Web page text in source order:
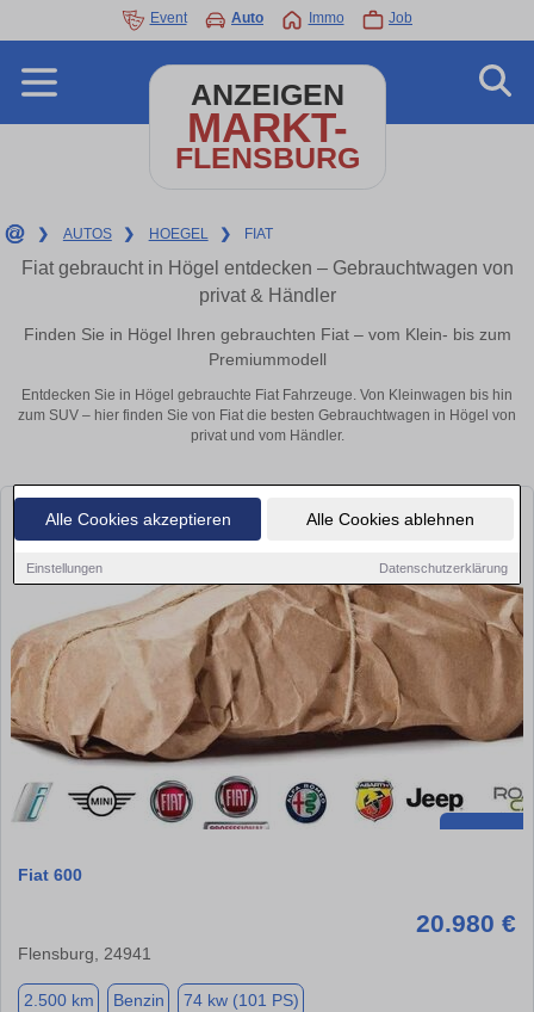
Alle Cookies akzeptieren Alle Cookies ablehnen
Einstellungen Datenschutzerklärung
Event Auto Immo Job
ANZEIGEN
MARKT-
FLENSBURG
❯ AUTOS ❯ HOEGEL ❯ FIAT
Fiat gebraucht in Högel entdecken – Gebrauchtwagen von
privat & Händler
Finden Sie in Högel Ihren gebrauchten Fiat – vom Klein- bis zum
Premiummodell
Entdecken Sie in Högel gebrauchte Fiat Fahrzeuge. Von Kleinwagen bis hin
zum SUV – hier finden Sie von Fiat die besten Gebrauchtwagen in Högel von
privat und vom Händler.
Fiat 600
20.980 €
Flensburg, 24941
2.500 km Benzin 74 kw (101 PS)